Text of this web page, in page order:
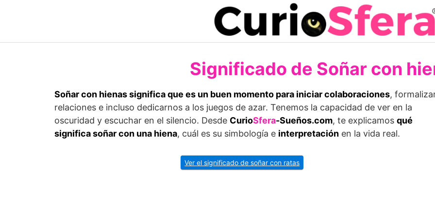
Significado de Soñar con
Soñar con hienas significa que es un buen momento para iniciar colaboraciones,
relaciones e incluso dedicarnos a los juegos de azar. Tenemos la capacidad de ver en la
oscuridad y escuchar en el silencio. Desde CurioSfera-Sueños.com, te explicamos qué
significa soñar con una hiena, cuál es su simbología e interpretación en la vida real.
Ver el significado de soñar con ratas